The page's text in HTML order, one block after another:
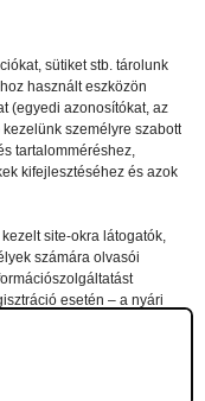
sütiket stb. tárolunk
használt eszközön
(egyedi azonosítókat, az
személyre szabott
tartalomméréshez,
kifejlesztéséhez és azok
site-okra látogatók,
számára olvasói
esetén – a nyári
biztosítsuk a
feltételeket és a
színésztábor,